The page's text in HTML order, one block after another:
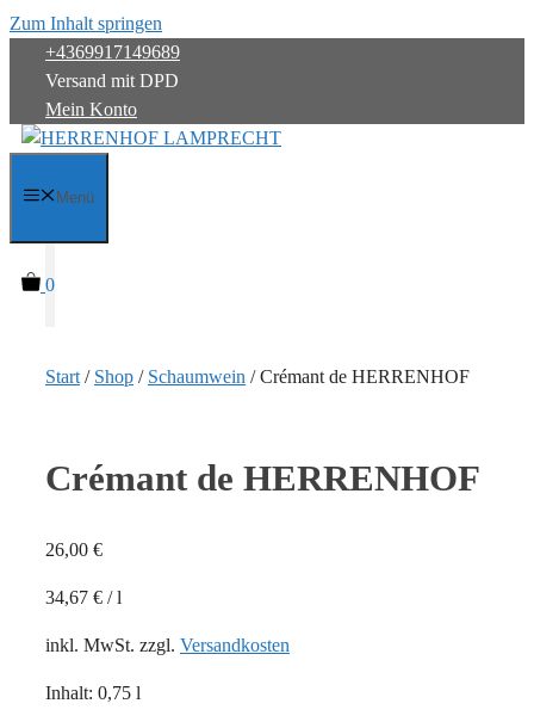
Zum Inhalt springen
+4369917149689
Versand mit DPD
Mein Konto
Menü
0
Start / Shop / Schaumwein / Crémant de HERRENHOF
Crémant de HERRENHOF
26,00 €
34,67 € /l
inkl. MwSt. zzgl. Versandkosten
Inhalt: 0,75 l